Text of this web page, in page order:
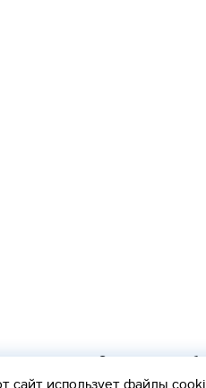
Согласие на
Политика
сайт использует файлы